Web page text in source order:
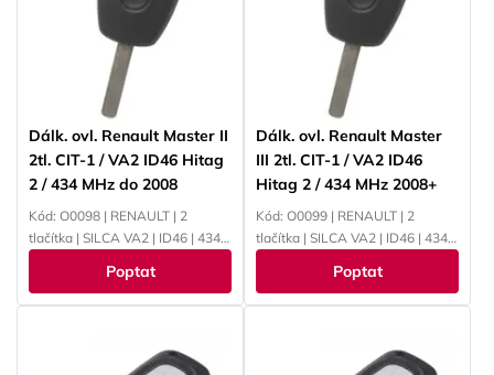
Dálk. ovl. Renault Master II
2tl. CIT-1 / VA2 ID46 Hitag
2 / 434 MHz do 2008
Kód: O0098 | RENAULT | 2
tlačítka | SILCA VA2 | ID46 | 434
Poptat
Dálk. ovl. Renault Master
III 2tl. CIT-1 / VA2 ID46
Hitag 2 / 434 MHz 2008+
Kód: O0099 | RENAULT | 2
tlačítka | SILCA VA2 | ID46 | 434
Poptat